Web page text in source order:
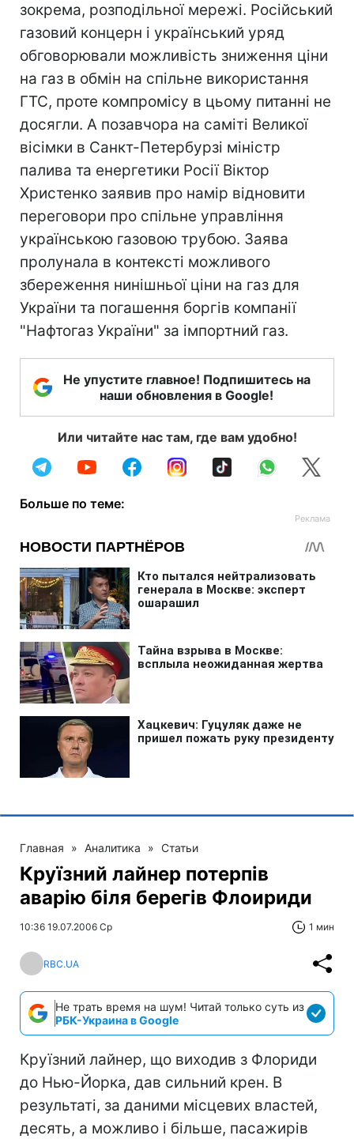
зокрема, розподільної мережі. Російський
газовий концерн і український уряд
обговорювали можливість зниження ціни
на газ в обмін на спільне використання
ГТС, проте компромісу в цьому питанні не
досягли. А позавчора на саміті Великої
вісімки в Санкт-Петербурзі міністр
палива та енергетики Росії Віктор
Христенко заявив про намір відновити
переговори про спільне управління
українською газовою трубою. Заява
пролунала в контексті можливого
збереження нинішньої ціни на газ для
України та погашення боргів компанії
"Нафтогаз України" за імпортний газ.
Не упустите главное! Подпишитесь на
наши обновления в Google!
Или читайте нас там, где вам удобно!
Больше по теме:
Главная » Аналитика » Статьи
Круїзний лайнер потерпів
аварію біля берегів Флоириди
10:36 19.07.2006 Ср 1 мин
RBC.UA
Не трать время на шум! Читай только суть из
РБК-Украина в Google
Круїзний лайнер, що виходив з Флориди
до Нью-Йорка, дав сильний крен. В
результаті, за даними місцевих властей,
десять, а можливо і більше, пасажирів